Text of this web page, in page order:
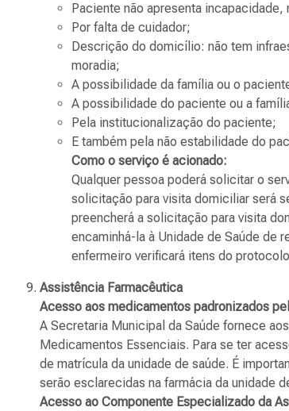
Paciente não apresenta
Por falta de cuidador;
Descrição do domicílio: não tem
moradia;
A possibilidade da família ou o
A possibilidade do paciente ou a
Pela institucionalização do paciente;
E também pela não estabilidade do
Como o serviço é acionado:
Qualquer pessoa poderá solicitar o
solicitação para visita domiciliar será
preencherá a solicitação para visita
encaminhá-la à Unidade de Saúde de
enfermeiro verificará itens do
Assistência Farmacêutica
Acesso aos medicamentos padronizados
A Secretaria Municipal da Saúde fornece
Medicamentos Essenciais. Para se ter
de matrícula da unidade de saúde. É
serão esclarecidas na farmácia da unidade
Acesso ao Componente Especializado da